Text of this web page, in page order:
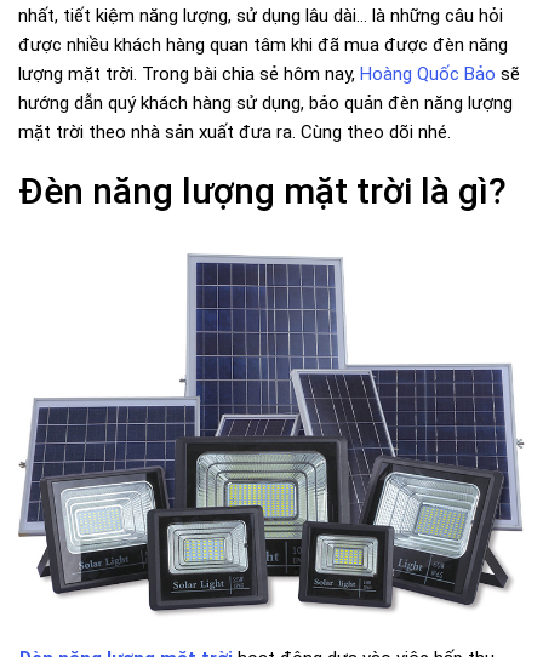
nhất, tiết kiệm năng lượng, sử dụng lâu dài… là những câu hỏi
được nhiều khách hàng quan tâm khi đã mua được đèn năng
lượng mặt trời. Trong bài chia sẻ hôm nay, Hoàng Quốc Bảo sẽ
hướng dẫn quý khách hàng sử dụng, bảo quản đèn năng lượng
mặt trời theo nhà sản xuất đưa ra. Cùng theo dõi nhé.
Đèn năng lượng mặt trời là gì?